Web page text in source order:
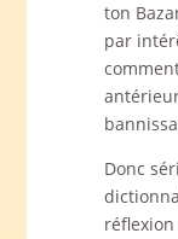
ton
par
Donc
réflexion